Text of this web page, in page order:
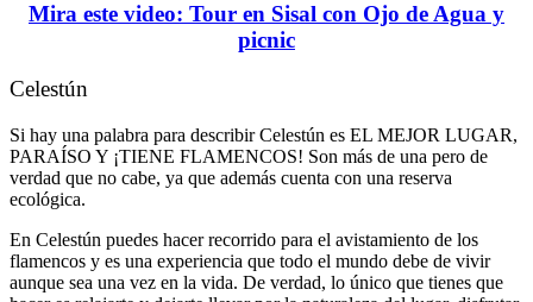
Mira este video: Tour en Sisal con Ojo de Agua y
picnic
Celestún
Si hay una palabra para describir Celestún es EL MEJOR LUGAR,
PARAÍSO Y ¡TIENE FLAMENCOS! Son más de una pero de
verdad que no cabe, ya que además cuenta con una reserva
ecológica.
En Celestún puedes hacer recorrido para el avistamiento de los
flamencos y es una experiencia que todo el mundo debe de vivir
aunque sea una vez en la vida. De verdad, lo único que tienes que